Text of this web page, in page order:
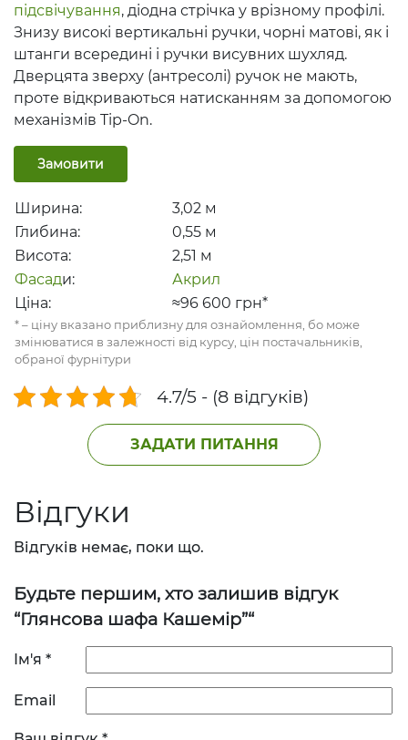
підсвічування, діодна стрічка у врізному профілі.
Знизу високі вертикальні ручки, чорні матові, як і
штанги всередині і ручки висувних шухляд.
Дверцята зверху (антресолі) ручок не мають,
проте відкриваються натисканням за допомогою
механізмів Tip-On.
Замовити
Ширина: 3,02 м
Глибина:
0,55 м
Висота:
2,51 м
Фасади:
Акрил
Ціна:
≈96 600 грн*
* – ціну вказано приблизну для ознайомлення, бо може
змінюватися в залежності від курсу, цін постачальників,
обраної фурнітури
4.7/5 - (8 відгуків)
ЗАДАТИ ПИТАННЯ
Відгуки
Відгуків немає, поки що.
Будьте першим, хто залишив відгук
“Глянсова шафа Кашемір”“
Ім'я *
Email